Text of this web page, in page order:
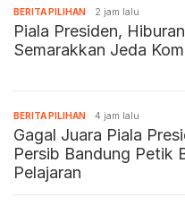
BERITA PILIHAN 2 jam lalu
Piala Presiden,
Semarakkan Jeda
BERITA PILIHAN 4 jam lalu
Gagal Juara Piala
Persib Bandung Petik
Pelajaran